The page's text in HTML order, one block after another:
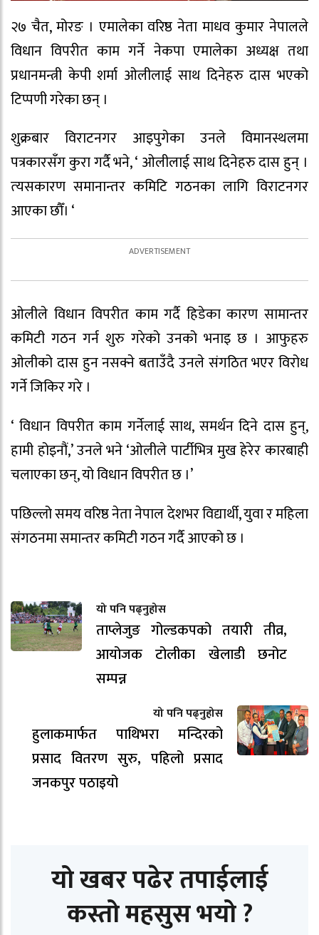
२७ चैत, मोरङ । एमालेका वरिष्ठ नेता माधव कुमार नेपालले
विधान विपरीत काम गर्ने नेकपा एमालेका अध्यक्ष तथा
प्रधानमन्त्री केपी शर्मा ओलीलाई साथ दिनेहरु दास भएको
टिप्पणी गरेका छन् ।
शुक्रबार विराटनगर आइपुगेका उनले विमानस्थलमा
पत्रकारसँग कुरा गर्दै भने, ‘ ओलीलाई साथ दिनेहरु दास हुन् ।
त्‍यसकारण समानान्तर कमिटि गठनका लागि विराटनगर
आएका छौँ। ‘
ओलीले विधान विपरीत काम गर्दै हिडेका कारण सामान्तर
कमिटी गठन गर्न शुरु गरेको उनको भनाइ छ । आफुहरु
ओलीको दास हुन नसक्ने बताउँदै उनले संगठित भएर विरोध
गर्ने जिकिर गरे ।
‘ विधान विपरीत काम गर्नेलाई साथ, समर्थन दिने दास हुन्,
हामी होइनौं,’ उनले भने ‘ओलीले पार्टीभित्र मुख हेरेर कारबाही
चलाएका छन्, यो विधान विपरीत छ ।’
पछिल्लो समय वरिष्ठ नेता नेपाल देशभर विद्यार्थी, युवा र महिला
संगठनमा समान्तर कमिटी गठन गर्दै आएको छ ।
यो पनि पढ्नुहोस
ताप्लेजुङ गोल्डकपको तयारी तीव्र,
आयोजक टोलीका खेलाडी छनोट
सम्पन्न
यो पनि पढ्नुहोस
हुलाकमार्फत पाथिभरा मन्दिरको
प्रसाद वितरण सुरु, पहिलो प्रसाद
जनकपुर पठाइयो
यो खबर पढेर तपाईलाई
कस्तो महसुस भयो ?